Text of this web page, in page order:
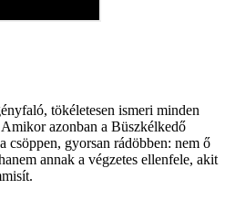
tökéletesen ismeri minden
azonban a Büszkélkedő
csöppen, gyorsan rádöbben: nem ő
annak a végzetes ellenfele, akit